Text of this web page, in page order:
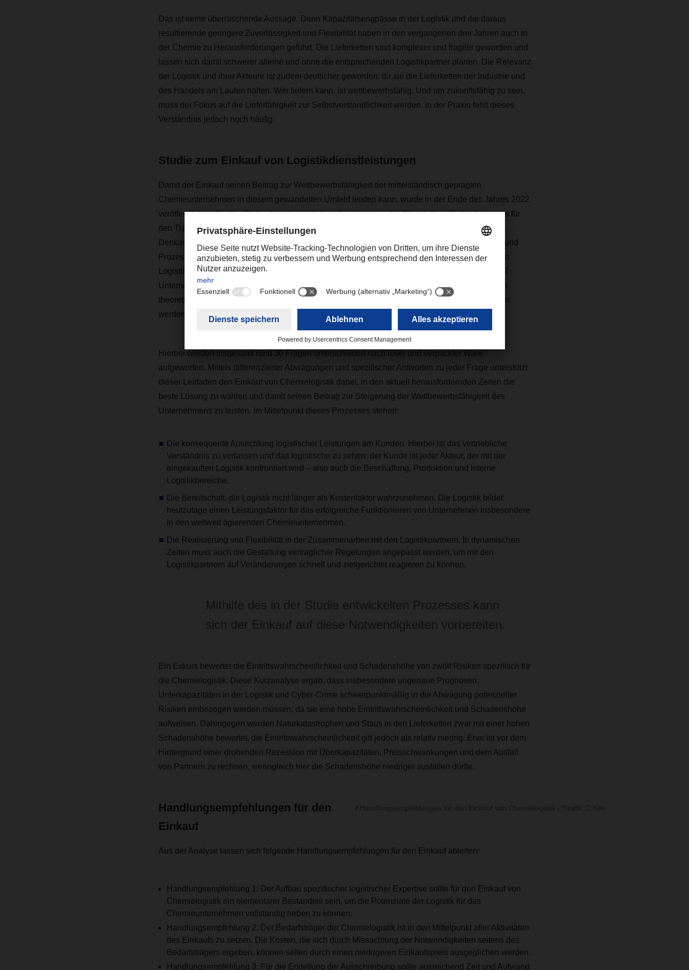
Das ist keine überraschende Aussage. Denn Kapazitätsengpässe in der Logistik und die daraus
resultierende geringere Zuverlässigkeit und Flexibilität haben in den vergangenen drei Jahren auch in
der Chemie zu Herausforderungen geführt. Die Lieferketten sind komplexer und fragiler geworden und
lassen sich damit schwerer alleine und ohne die entsprechenden Logistikpartner planen. Die Relevanz
der Logistik und ihrer Akteure ist zudem deutlicher geworden, da sie die Lieferketten der Industrie und
des Handels am Laufen halten. Wer liefern kann, ist wettbewerbsfähig. Und um zukunftsfähig zu sein,
muss der Fokus auf die Lieferfähigkeit zur Selbstverständlichkeit werden. In der Praxis fehlt dieses
Verständnis jedoch noch häufig.
Studie zum Einkauf von Logistikdienstleistungen
Damit der Einkauf seinen Beitrag zur Wettbewerbsfähigkeit der mittelständisch geprägten
Chemieunternehmen in diesem gewandelten Umfeld leisten kann, wurde in der Ende des Jahres 2022
veröffentlichten Studie „Einkauf von Logistikdienstleistungen in der Chemie“ ein Einkaufsprozess für
den Transportlogistikeinkauf von loser oder verpackter Ware entwickelt. Dieser gibt Impulse und
Denkanstöße zur Anpassung tradierter Prozesse. Als Input diente dabei eine Analyse der Güter und
Prozesse in der Chemie, der Marktsituation inkl. der Teilsegmente der Logistik mit den relevanten
Logistikunternehmen und Innovationen in der Chemielogistik sowie eine Tiefenbefragung von 27
Unternehmen der Chemiebranche. Mit den Erkenntnissen aus der Praxis in Kombination mit den
theoretischen Analysen konnte ein generischerer Einkaufsprozess mit sieben Schritten abgeleitet
werden.
Hierbei werden insgesamt rund 30 Fragen unterschieden nach loser und verpackter Ware
aufgeworfen. Mittels differenzierter Abwägungen und spezifischer Antworten zu jeder Frage unterstützt
dieser Leitfaden den Einkauf von Chemielogistik dabei, in den aktuell herausfordernden Zeiten die
beste Lösung zu wählen und damit seinen Beitrag zur Steigerung der Wettbewerbsfähigkeit des
Unternehmens zu leisten. Im Mittelpunkt dieses Prozesses stehen:
Die konsequente Ausrichtung logistischer Leistungen am Kunden. Hierbei ist das vertriebliche
Verständnis zu verlassen und das logistische zu sehen: der Kunde ist jeder Akteur, der mit der
eingekauften Logistik konfrontiert wird – also auch die Beschaffung, Produktion und interne
Logistikbereiche.
Die Bereitschaft, die Logistik nicht länger als Kostenfaktor wahrzunehmen. Die Logistik bildet
heutzutage einen Leistungsfaktor für das erfolgreiche Funktionieren von Unternehmen insbesondere
in den weltweit agierenden Chemieunternehmen.
Die Realisierung von Flexibilität in der Zusammenarbeit mit den Logistikpartnern. In dynamischen
Zeiten muss auch die Gestaltung vertraglicher Regelungen angepasst werden, um mit den
Logistikpartnern auf Veränderungen schnell und zielgerichtet reagieren zu können.
Mithilfe des in der Studie entwickelten Prozesses kann
sich der Einkauf auf diese Notwendigkeiten vorbereiten.
Ein Exkurs bewertet die Eintrittswahrscheinlichkeit und Schadenshöhe von zwölf Risiken spezifisch für
die Chemielogistik. Diese Kurzanalyse ergab, dass insbesondere ungenaue Prognosen,
Unterkapazitäten in der Logistik und Cyber-Crime schwerpunktmäßig in die Abwägung potenzieller
Risiken einbezogen werden müssen, da sie eine hohe Eintrittswahrscheinlichkeit und Schadenshöhe
aufweisen. Dahingegen werden Naturkatastrophen und Staus in den Lieferketten zwar mit einer hohen
Schadenshöhe bewertet, die Eintrittswahrscheinlichkeit gilt jedoch als relativ niedrig. Eher ist vor dem
Hintergrund einer drohenden Rezession mit Überkapazitäten, Preisschwankungen und dem Ausfall
von Partnern zu rechnen, wenngleich hier die Schadenshöhe niedriger ausfallen dürfte.
Handlungsempfehlungen für den
Einkauf
Aus der Analyse lassen sich folgende Handlungsempfehlungen für den Einkauf ableiten:
Handlungsempfehlung 1: Der Aufbau spezifischer logistischer Expertise sollte für den Einkauf von
Chemielogistik ein elementarer Bestandteil sein, um die Potenziale der Logistik für das
Chemieunternehmen vollständig heben zu können.
Handlungsempfehlung 2: Der Bedarfsträger der Chemielogistik ist in den Mittelpunkt aller Aktivitäten
des Einkaufs zu setzen. Die Kosten, die sich durch Missachtung der Notwendigkeiten seitens des
Bedarfsträgers ergeben, können selten durch einen niedrigeren Einkaufspreis ausgeglichen werden.
Handlungsempfehlung 3: Für die Erstellung der Ausschreibung sollte ausreichend Zeit und Aufwand